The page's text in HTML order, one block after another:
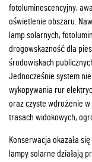
fotoluminescencyjny,
oświetlenie obszaru.
lamp solarnych,
drogowskazność dla
środowiskach
Jednocześnie system
wykopywania rur
oraz czyste wdrożenie
trasach widokowych,
Konserwacja okazała
lampy solarne działają